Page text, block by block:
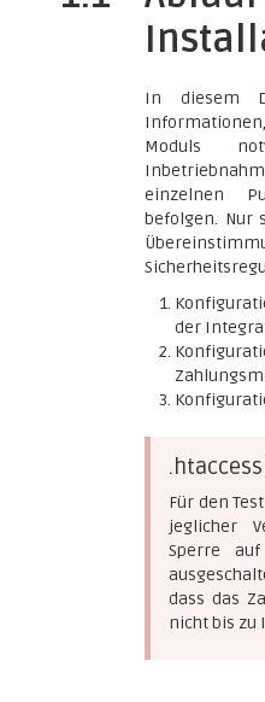
In diesem
Moduls
einzelnen
befolgen. Nur
der
Für den
jeglicher
Sperre
dass das
nicht bis zu